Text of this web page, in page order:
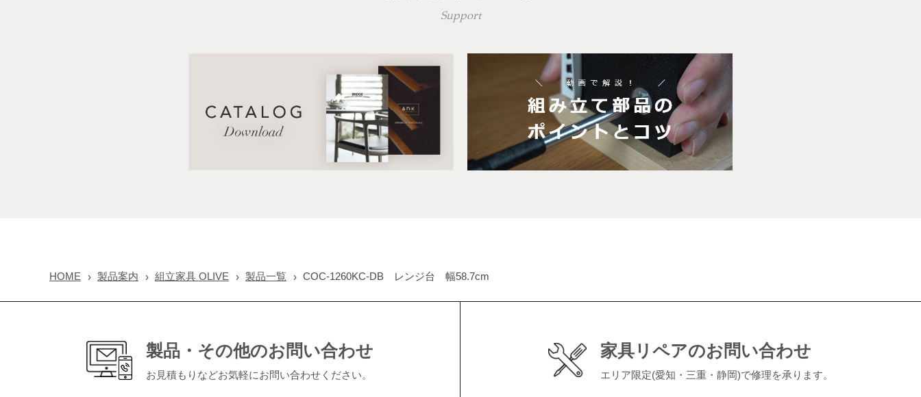
Support
HOME 製品案内 組立家具 OLIVE 製品一覧 COC-1260KC-DB レンジ台 幅58.7cm
製品・その他のお問い合わせ
お見積もりなどお気軽にお問い合わせください。
家具リペアのお問い合わせ
エリア限定(愛知・三重・静岡)で修理を承ります。